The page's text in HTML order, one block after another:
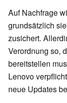
Auf Nachfrage
grundsätzlich
zusichert.
Verordnung so,
bereitstellen
Lenovo
neue Updates